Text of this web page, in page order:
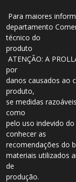
Para maiores
departamento
técnico do
produto
ATENÇÃO: A
por
danos causados ao
produto,
se medidas
como
pelo uso indevido
conhecer as
recomendações do
materiais utilizados
de
produção.